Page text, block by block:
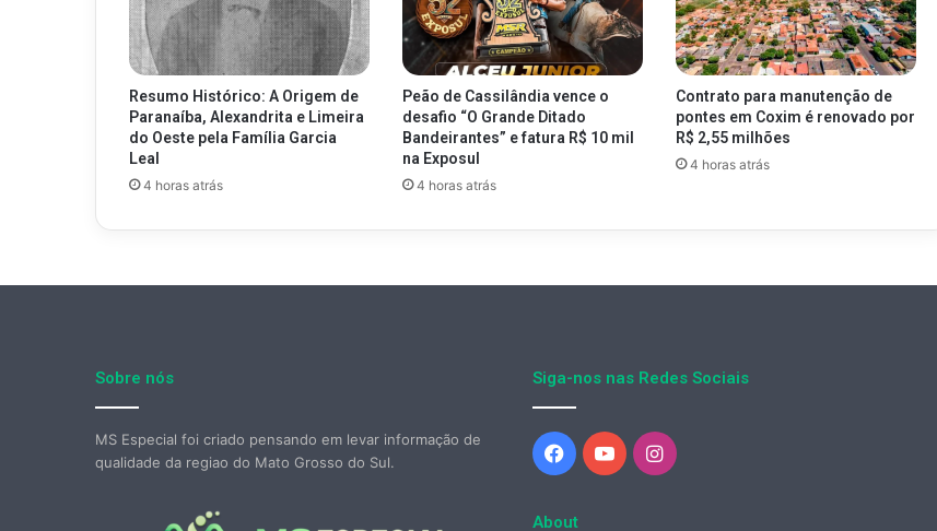
Resumo Histórico: A Origem de
Paranaíba, Alexandrita e Limeira
do Oeste pela Família Garcia
Leal
4 horas atrás
Peão de Cassilândia vence o
desafio “O Grande Ditado
Bandeirantes” e fatura R$ 10 mil
na Exposul
4 horas atrás
Contrato para manutenção de
pontes em Coxim é renovado por
R$ 2,55 milhões
4 horas atrás
Sobre nós
MS Especial foi criado pensando em levar informação de
qualidade da regiao do Mato Grosso do Sul.
Siga-nos nas Redes Sociais
Facebook
YouTubeInstagram
About